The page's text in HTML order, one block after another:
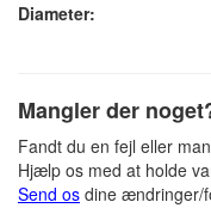
Diameter:
Mangler der
Fandt du en fejl eller
Hjælp os med at holde
Send os dine ændringer/